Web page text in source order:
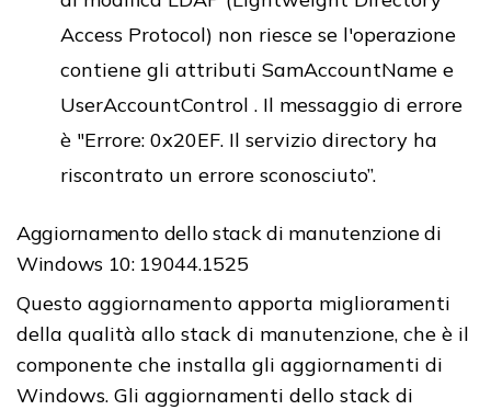
Access Protocol) non riesce se l'operazione
contiene gli attributi SamAccountName e
UserAccountControl . Il messaggio di errore
è "Errore: 0x20EF. Il servizio directory ha
riscontrato un errore sconosciuto”.
Aggiornamento dello stack di manutenzione di
Windows 10: 19044.1525
Questo aggiornamento apporta miglioramenti
della qualità allo stack di manutenzione, che è il
componente che installa gli aggiornamenti di
Windows. Gli aggiornamenti dello stack di